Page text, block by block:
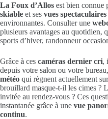
La Foux d’Allos est bien connue
skiable et ses vues spectaculaires
environnantes. Consulter une
plusieurs avantages au quotidien,
sports d’hiver, randonneur
Grâce à ces caméras dernier cri,
depuis votre salon ou votre
météo qui règnent actuellement
brouillard masque-t-il les cimes ?
invitée au rendez-vous ? Ces
instantanée grâce à une vue
continu.